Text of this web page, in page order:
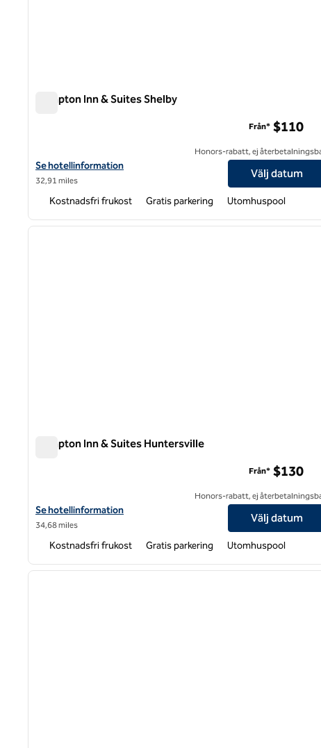
Hampton Inn & Suites Shelby
Visa hotelldetaljer för Hampton Inn & Suites Shelby
Se hotellinformation
32,91 miles
Från* $110
Honors-rabatt, ej
Välj datum
Kostnadsfri frukost Gratis parkering Utomhuspool
1 av 12
Hampton Inn & Suites Huntersville
Visa hotelluppgifter för Hampton Inn & Suites Huntersville
Se hotellinformation
34,68 miles
Från* $130
Honors-rabatt, ej
Välj datum
Kostnadsfri frukost Gratis parkering Utomhuspool
1 av 12